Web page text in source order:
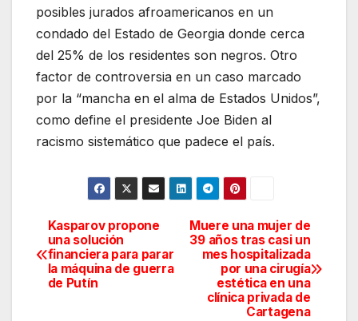
posibles jurados afroamericanos en un
condado del Estado de Georgia donde cerca
del 25% de los residentes son negros. Otro
factor de controversia en un caso marcado
por la “mancha en el alma de Estados Unidos”,
como define el presidente Joe Biden al
racismo sistemático que padece el país.
Navegación
de
Muere una mujer de
39 años tras casi un
mes hospitalizada
por una cirugía
estética en una
clínica privada de
Cartagena
Kasparov propone
una solución
financiera para parar
la máquina de guerra
de Putín